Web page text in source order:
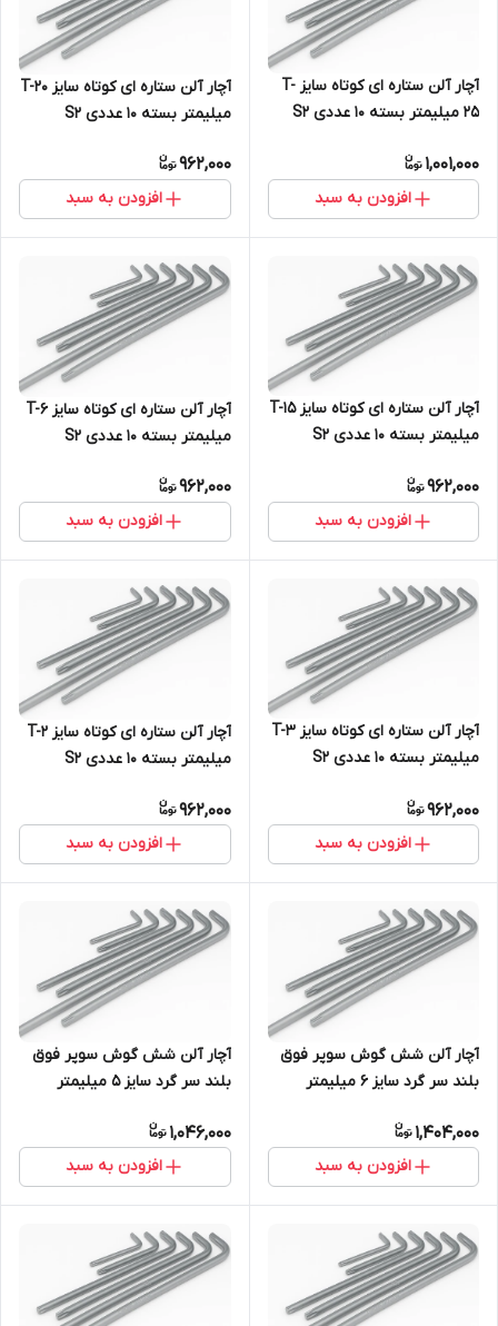
آچار آلن ستاره ای کوتاه سایز T-
25 میلیمتر بسته 10 عددی S2
1,001,000
افزودن به سبد
آچار آلن ستاره ای کوتاه سایز T-20
میلیمتر بسته 10 عددی S2
962,000
افزودن به سبد
آچار آلن ستاره ای کوتاه سایز T-15
میلیمتر بسته 10 عددی S2
962,000
افزودن به سبد
آچار آلن ستاره ای کوتاه سایز T-6
میلیمتر بسته 10 عددی S2
962,000
افزودن به سبد
آچار آلن ستاره ای کوتاه سایز T-3
میلیمتر بسته 10 عددی S2
962,000
افزودن به سبد
آچار آلن ستاره ای کوتاه سایز T-2
میلیمتر بسته 10 عددی S2
962,000
افزودن به سبد
آچار آلن شش گوش سوپر فوق
بلند سر گرد سایز 6 میلیمتر
1,404,000
افزودن به سبد
آچار آلن شش گوش سوپر فوق
بلند سر گرد سایز 5 میلیمتر
1,046,000
افزودن به سبد